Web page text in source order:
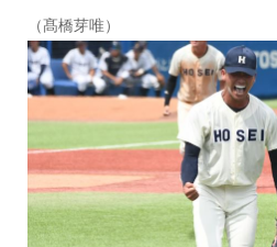
（髙橋芽唯）